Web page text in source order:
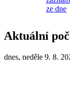
ze dne
Aktuální
dnes, neděle 9. 8.